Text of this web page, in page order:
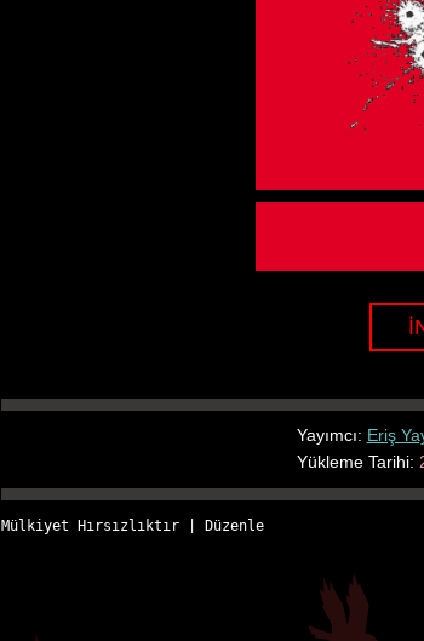
Yayımcı: Eriş
Yükleme Tarihi:
Mülkiyet Hırsızlıktır Düzenle